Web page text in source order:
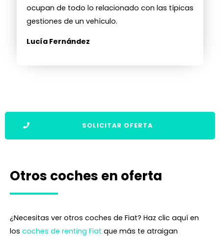
ocupan de todo lo relacionado con las típicas
gestiones de un vehículo.
Lucía Fernández
SOLICITAR OFERTA
Otros coches en oferta
¿Necesitas ver otros coches de Fiat? Haz clic aquí en
los coches de renting Fiat que más te atraigan